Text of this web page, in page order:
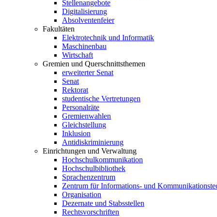
Stellenangebote
Digitalisierung
Absolventenfeier
Fakultäten
Elektrotechnik und Informatik
Maschinenbau
Wirtschaft
Gremien und Querschnittsthemen
erweiterter Senat
Senat
Rektorat
studentische Vertretungen
Personalräte
Gremienwahlen
Gleichstellung
Inklusion
Antidiskriminierung
Einrichtungen und Verwaltung
Hochschulkommunikation
Hochschulbibliothek
Sprachenzentrum
Zentrum für Informations- und
Organisation
Dezernate und Stabsstellen
Rechtsvorschriften